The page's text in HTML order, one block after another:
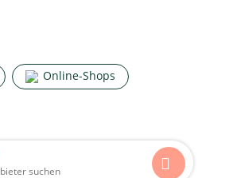
Online-Shops
Online-Shops